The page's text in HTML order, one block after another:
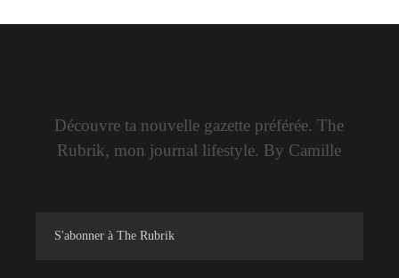
Découvre ta nouvelle gazette préférée. The
Rubrik, mon journal lifestyle. By Camille